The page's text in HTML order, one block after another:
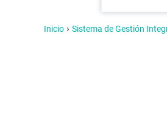
Inicio › Sistema de Gestión